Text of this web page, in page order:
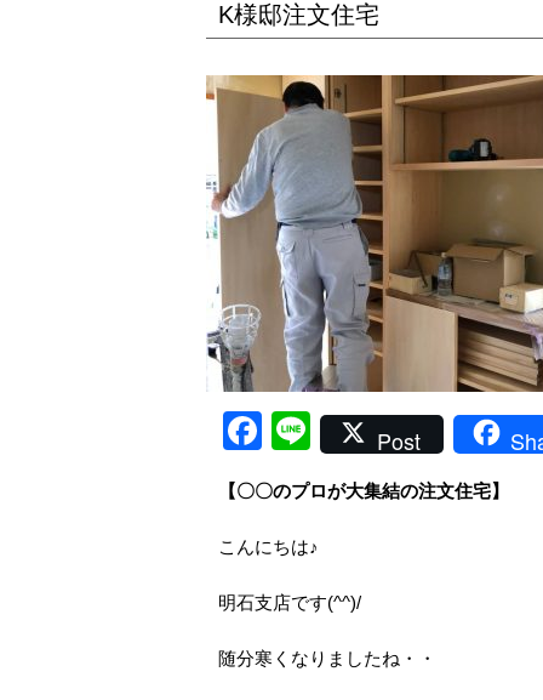
K様邸注文住宅
Facebook
LinePost
【〇〇のプロが大集結の注文住宅】
こんにちは♪
明石支店です(^^)/
随分寒くなりましたね・・